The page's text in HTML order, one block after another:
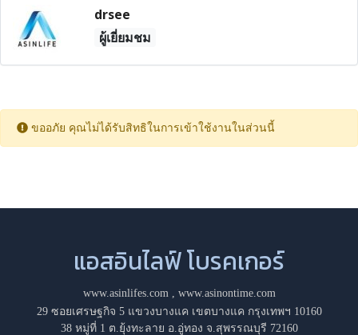
drsee
ผู้เยี่ยมชม
ขออภัย คุณไม่ได้รับสิทธิในการเข้าใช้งานในส่วนนี้
แอสอินไลฟ์ โบรคเกอร์
www.asinlifes.com, www.asinontime.com
29 ซอยเศรษฐกิจ 5 แขวงบางแค เขตบางแค กรุงเทพฯ 10160
38 หมู่ที่ 1 ต.ยุ้งทะลาย อ.อู่ทอง จ.สุพรรณบุรี 72160